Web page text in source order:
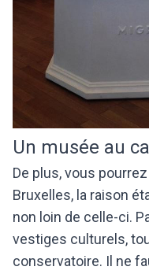
Un musée au
De plus, vous
Bruxelles, la raison
non loin de celle-ci.
vestiges culturels,
conservatoire. Il ne